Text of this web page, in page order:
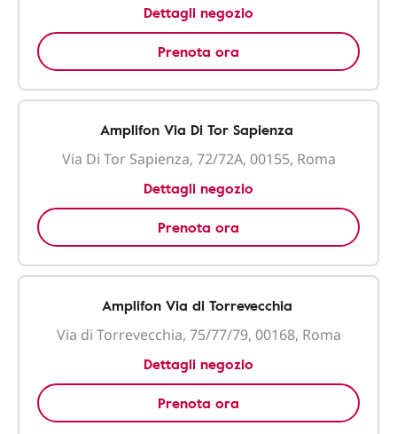
Dettagli negozio
Prenota ora
Amplifon Via Di Tor Sapienza
Via Di Tor Sapienza, 72/72A, 00155, Roma
Dettagli negozio
Prenota ora
Amplifon Via di Torrevecchia
Via di Torrevecchia, 75/77/79, 00168, Roma
Dettagli negozio
Prenota ora